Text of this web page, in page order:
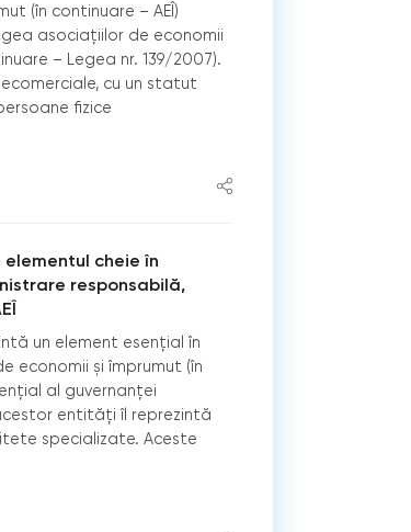
(în continuare – AEÎ)
asociațiilor de economii
– Legea nr. 139/2007).
cu un statut
fizice
cheie în
responsabilă,
un element esențial în
economii și împrumut (în
al guvernanței
entități îl reprezintă
specializate. Aceste